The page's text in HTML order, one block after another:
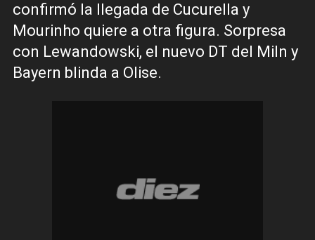
confirmó la llegada de Cucurella y
Mourinho quiere a otra figura. Sorpresa
con Lewandowski, el nuevo DT del Miln y
Bayern blinda a Olise.